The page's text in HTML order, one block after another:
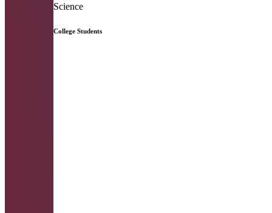
Science
College Students